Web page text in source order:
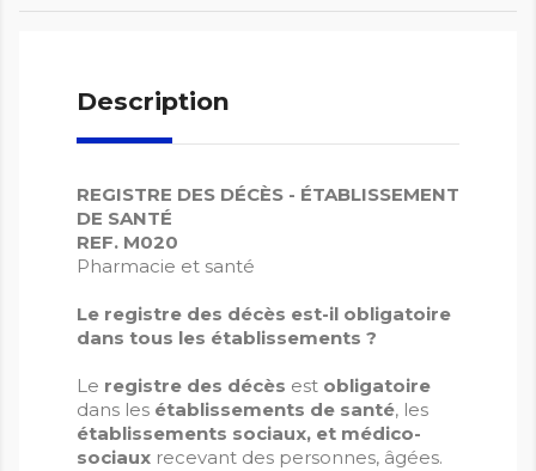
Description
REGISTRE DES DÉCÈS - ÉTABLISSEMENT
DE SANTÉ
REF. M020
Pharmacie et santé
Le registre des décès est-il obligatoire
dans tous les établissements ?
Le registre des décès est obligatoire
dans les établissements de santé, les
établissements sociaux, et médico-
sociaux recevant des personnes‚ âgées.